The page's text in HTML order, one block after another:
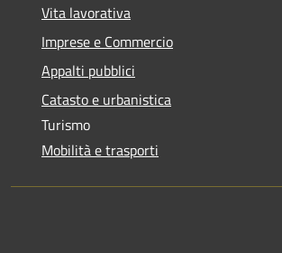
Vita lavorativa
Imprese e Commercio
Appalti pubblici
Catasto e urbanistica
Turismo
Mobilità e trasporti